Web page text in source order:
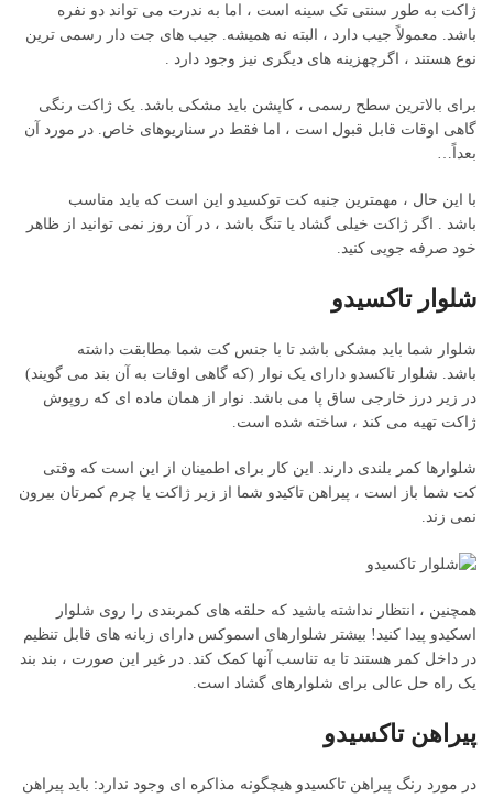
ژاکت به طور سنتی تک سینه است ، اما به ندرت می تواند دو نفره
باشد. معمولاً جیب دارد ، البته نه همیشه. جیب های جت دار رسمی ترین
نوع هستند ، اگرچهزینه های دیگری نیز وجود دارد .
برای بالاترین سطح رسمی ، کاپشن باید مشکی باشد. یک ژاکت رنگی
گاهی اوقات قابل قبول است ، اما فقط در سناریوهای خاص. در مورد آن
بعداً…
با این حال ، مهمترین جنبه کت توکسیدو این است که باید مناسب
باشد . اگر ژاکت خیلی گشاد یا تنگ باشد ، در آن روز نمی توانید از ظاهر
خود صرفه جویی کنید.
شلوار تاکسیدو
شلوار شما باید مشکی باشد تا با جنس کت شما مطابقت داشته
باشد. شلوار تاکسدو دارای یک نوار (که گاهی اوقات به آن بند می گویند)
در زیر درز خارجی ساق پا می باشد. نوار از همان ماده ای که روپوش
ژاکت تهیه می کند ، ساخته شده است.
شلوارها کمر بلندی دارند. این کار برای اطمینان از این است که وقتی
کت شما باز است ، پیراهن تاکیدو شما از زیر ژاکت یا چرم کمرتان بیرون
نمی زند.
همچنین ، انتظار نداشته باشید که حلقه های کمربندی را روی شلوار
اسکیدو پیدا کنید! بیشتر شلوارهای اسموکس دارای زبانه های قابل تنظیم
در داخل کمر هستند تا به تناسب آنها کمک کند. در غیر این صورت ، بند بند
یک راه حل عالی برای شلوارهای گشاد است.
پیراهن تاکسیدو
در مورد رنگ پیراهن تاکسیدو هیچگونه مذاکره ای وجود ندارد: باید پیراهن